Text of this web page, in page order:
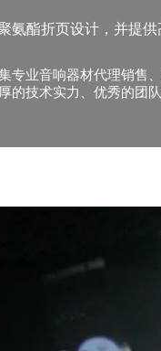
氨酯折页设计，并提
专业音响器材代理销售
的技术实力、优秀的团